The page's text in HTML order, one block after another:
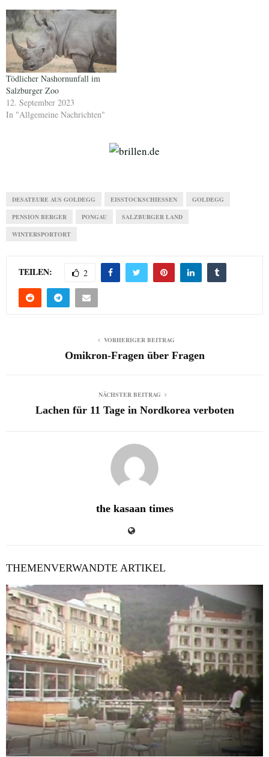
Tödlicher Nashornunfall im
Salzburger Zoo
12. September 2023
In "Allgemeine Nachrichten"
DESATEURE AUS GOLDEGG EISSTOCKSCHIESSEN GOLDEGG
PENSION BERGER PONGAU SALZBURGER LAND
WINTERSPORTORT
TEILEN: 2
VORHERIGER BEITRAG
Omikron-Fragen über Fragen
NÄCHSTER BEITRAG
Lachen für 11 Tage in Nordkorea verboten
the kasaan times
THEMENVERWANDTE ARTIKEL